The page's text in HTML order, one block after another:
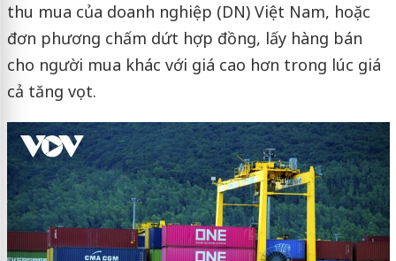
thu mua của doanh nghiệp (DN) Việt Nam, hoặc
đơn phương chấm dứt hợp đồng, lấy hàng bán
cho người mua khác với giá cao hơn trong lúc giá
cả tăng vọt.